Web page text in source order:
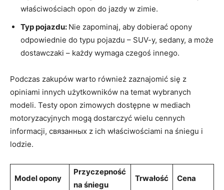
właściwościach opon do jazdy‍ w zimie.
Typ pojazdu: Nie zapominaj, aby dobierać opony
odpowiednie⁤ do typu pojazdu – SUV-y, sedany,⁢ a ⁣może
dostawczaki – każdy wymaga ⁤czegoś innego.
Podczas zakupów warto również zaznajomić⁤ się z
opiniami innych użytkowników na temat wybranych
modeli. Testy opon zimowych dostępne w mediach
motoryzacyjnych mogą dostarczyć wielu ⁢cennych
informacji, связанных z ich właściwościami na śniegu i
lodzie.
Model opony
Przyczepność
na śniegu
Trwałość Cena